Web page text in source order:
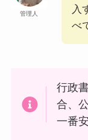
管理人
入
べ
行政
合、
一番